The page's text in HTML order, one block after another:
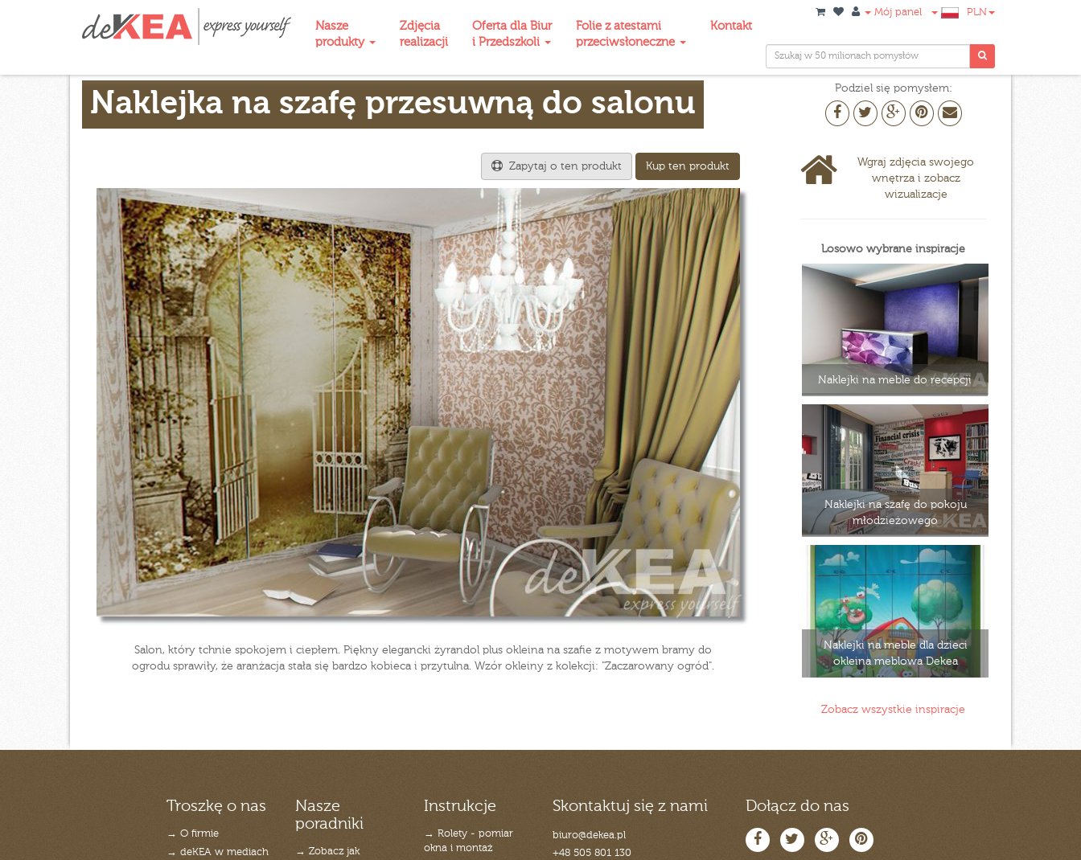
Nasze
produkty
Zdjęcia
realizacji
Oferta dla Biur
i Przedszkoli
Folie z atestami
przeciwsłoneczne
Kontakt
Mój panel PLN
Naklejka na szafę przesuwną do salonu
Zapytaj o ten produkt Kup ten produkt
Salon, który tchnie spokojem i ciepłem. Piękny elegancki żyrandol plus okleina na szafie z motywem bramy do
ogrodu sprawiły, że aranżacja stała się bardzo kobieca i przytulna. Wzór okleiny z kolekcji: "Zaczarowany ogród".
Podziel się pomysłem:
Wgraj zdjęcia swojego
wnętrza i zobacz
wizualizacje
Losowo wybrane inspiracje
Naklejki na meble do recepcji
Naklejki na szafę do pokoju
młodzieżowego
Naklejki na meble dla dzieci
okleina meblowa Dekea
Zobacz wszystkie inspiracje
Troszkę o nas
→ O firmie
→ deKEA w mediach
Nasze
poradniki
→ Zobacz jak
Instrukcje
→ Rolety - pomiar
okna i montaż
Skontaktuj się z nami
biuro@dekea.pl
+48 505 801 130
Dołącz do nas